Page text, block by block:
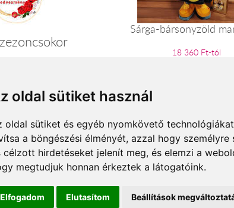
oldal sütiket használ
oldal sütiket és egyéb nyomkövető
a böngészési élményét, azzal hogy
célzott hirdetéseket jelenít meg, és elemzi a
megtudjuk honnan érkeztek a látogatóink.
Elfogadom Elutasítom Beállítások
Sárga-bársonyzöld
18 360 Ft-tól
tájékoztató